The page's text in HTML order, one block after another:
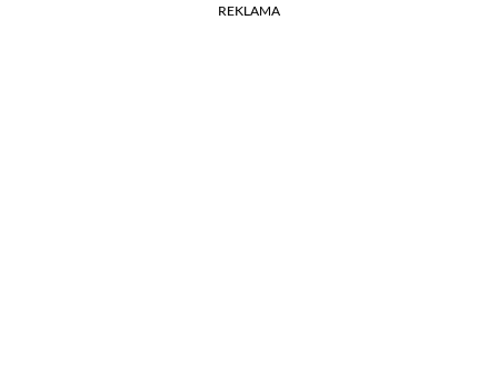
REKLAMA